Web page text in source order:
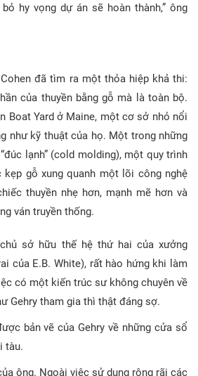
hy vọng dự án sẽ hoàn thành,” ông
đã tìm ra một thỏa hiệp khả thi:
của thuyền bằng gỗ mà là toàn bộ.
Boat Yard ở Maine, một cơ sở nhỏ nổi
như kỹ thuật của họ. Một trong những
lạnh” (cold molding), một quy trình
gỗ xung quanh một lõi công nghệ
thuyền nhẹ hơn, mạnh mẽ hơn và
ván truyền thống.
sở hữu thế hệ thứ hai của xưởng
của E.B. White), rất hào hứng khi làm
có một kiến trúc sư không chuyên về
Gehry tham gia thì thật đáng sợ.
bản vẽ của Gehry về những cửa sổ
tàu.
ông. Ngoài việc sử dụng rộng rãi các